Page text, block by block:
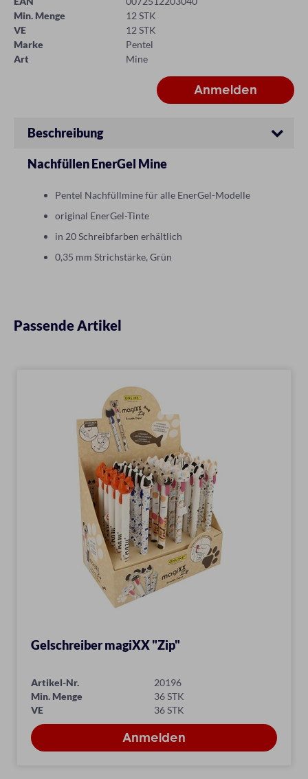
Min. Menge
12 STK
VE
12 STK
Marke
Pentel
Art
Mine
Beschreibung
Nachfüllen EnerGel Mine
Pentel Nachfüllmine für alle EnerGel-Modelle
original EnerGel-Tinte
in 20 Schreibfarben erhältlich
0,35 mm Strichstärke, Grün
Passende Artikel
Gelschreiber magiXX "Zip"
Artikel-Nr.
20196
Min. Menge
36 STK
VE
36 STK